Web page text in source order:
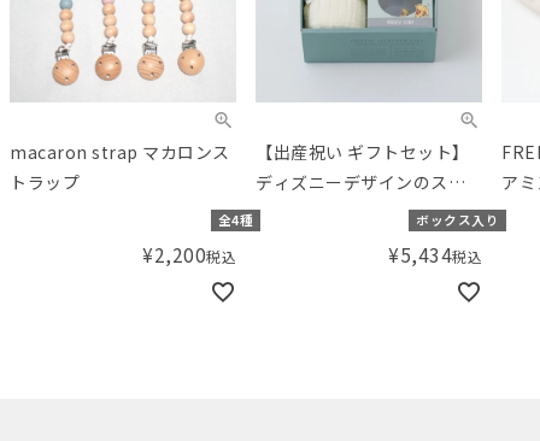
macaron strap マカロンス
トラップ
全4種
¥2,200税込
【出産祝い ギフトセット】
ディズニーデザインのスト
ローマグとアミングオリジ
ナルおくるみの選べるセッ
ト 【ギフトボックス入り】
／Amingオリジナルセット
ボックス入り
¥5,434税込
ア
み